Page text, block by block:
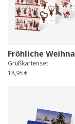
Grußkartenset
18,95 €